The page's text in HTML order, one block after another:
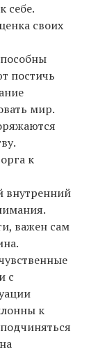
себе.
своих
постичь
мир.
к
внутренний
важен сам
с
к